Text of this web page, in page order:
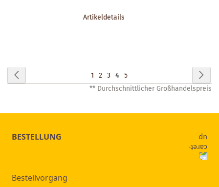
Artikeldetails
Seite
Seite
1 Seite
2 Seite
3 Sie
lesen
4 Seite
5
** Durchschnittlicher Großhandelspreis
BESTELLUNG
Bestellvorgang